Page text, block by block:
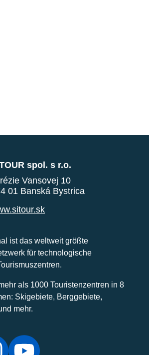
spol. s r.o.
Vansovej 10
01 Banská Bystrica
ist das weltweit größte
für technologische
als 1000 Touristenzentren in 8
Skigebiete, Berggebiete,
mehr.